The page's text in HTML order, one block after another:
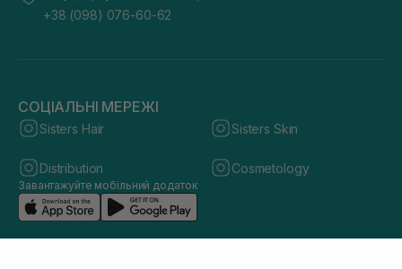
+38 (098) 076-60-62
СОЦІАЛЬНІ МЕРЕЖІ
Sisters Hair Sisters Skin
Distribution Cosmetology
Завантажуйте мобільний додаток